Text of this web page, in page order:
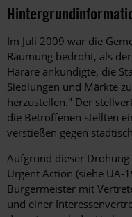
Hintergrund
Im Juli 2009 war die
Räumung bedroht, als
Harare ankündigte, die
Siedlungen und Märkte
herzustellen." Der
die Betroffenen stellten
verstießen gegen
Aufgrund dieser
Urgent Action (siehe
Bürgermeister mit
und einer